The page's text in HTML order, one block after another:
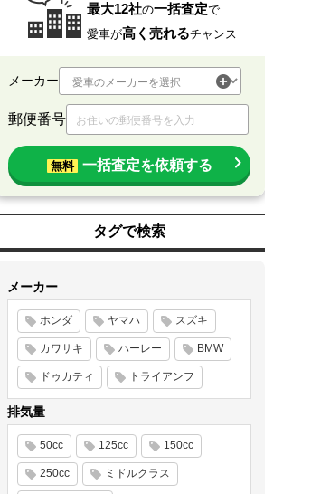
最大12社の一括査定で
愛車が高く売れるチャンス
メーカー
郵便番号
無料 一括査定を依頼する
タグで検索
メーカー
ホンダ ヤマハ スズキ
カワサキ ハーレー BMW
ドゥカティ トライアンフ
排気量
50cc 125cc 150cc
250cc ミドルクラス